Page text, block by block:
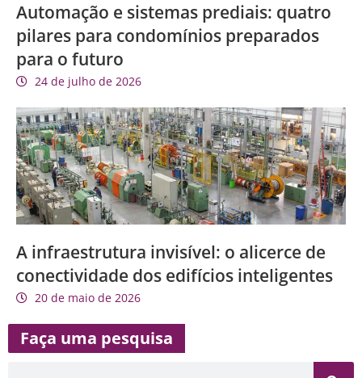
Automação e sistemas prediais: quatro
pilares para condomínios preparados
para o futuro
24 de julho de 2026
A infraestrutura invisível: o alicerce de
conectividade dos edifícios inteligentes
20 de maio de 2026
Faça uma pesquisa